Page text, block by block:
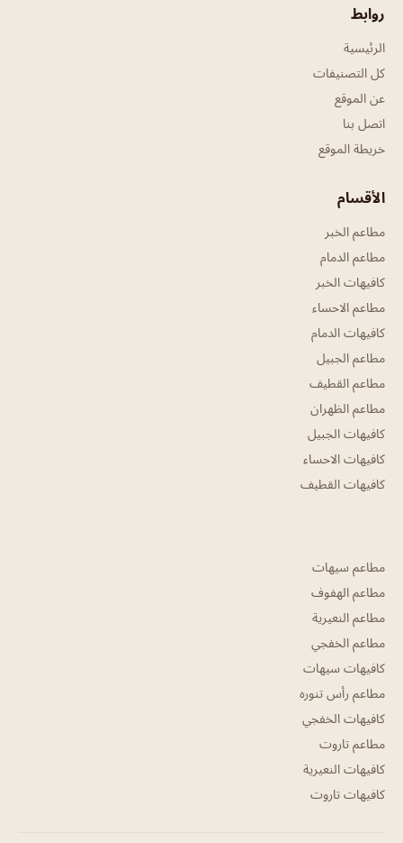
روابط
الرئيسية
كل التصنيفات
عن الموقع
اتصل بنا
خريطة الموقع
الأقسام
مطاعم الخبر
مطاعم الدمام
كافيهات الخبر
مطاعم الاحساء
كافيهات الدمام
مطاعم الجبيل
مطاعم القطيف
مطاعم الظهران
كافيهات الجبيل
كافيهات الاحساء
كافيهات القطيف
مطاعم سيهات
مطاعم الهفوف
مطاعم النعيرية
مطاعم الخفجي
كافيهات سيهات
مطاعم رأس تنوره
كافيهات الخفجي
مطاعم تاروت
كافيهات النعيرية
كافيهات تاروت